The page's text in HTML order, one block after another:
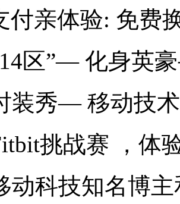
付亲体验: 免费
区”— 化身英
装秀— 移动技
挑战赛 ，体
动科技知名博